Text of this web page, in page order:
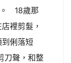
。 18歲那
裡剪髮，
俐落短
刀聲，和整